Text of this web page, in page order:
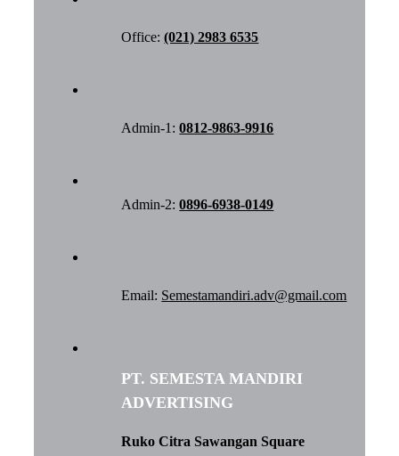
Office:(021) 2983 6535
Admin-1:0812-9863-9916
Admin-2:0896-6938-0149
Email: Semestamandiri.adv@gmail.com
PT. SEMESTA MANDIRI
ADVERTISING
Ruko Citra Sawangan Square